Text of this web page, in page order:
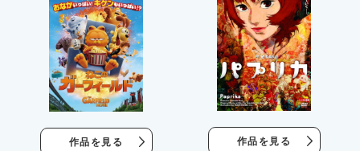
作品を見る 作品を見る